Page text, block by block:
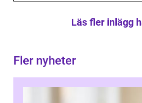
Läs fler inlägg
Fler nyheter